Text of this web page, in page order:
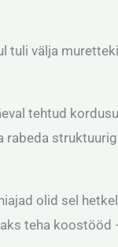
välja
tehtud
olid sel
teha